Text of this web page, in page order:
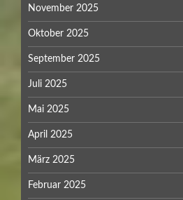
November 2025
Oktober 2025
September 2025
Juli 2025
Mai 2025
April 2025
März 2025
Februar 2025